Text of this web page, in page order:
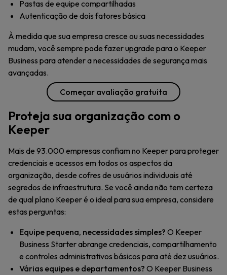
Pastas de equipe compartilhadas
Autenticação de dois fatores básica
À medida que sua empresa cresce ou suas necessidades
mudam, você sempre pode fazer upgrade para o Keeper
Business para atender a necessidades de segurança mais
avançadas.
Começar avaliação gratuita
Proteja sua organização com o
Keeper
Mais de 93.000 empresas confiam no Keeper para proteger
credenciais e acessos em todos os aspectos da
organização, desde cofres de usuários individuais até
segredos de infraestrutura. Se você ainda não tem certeza
de qual plano Keeper é o ideal para sua empresa, considere
estas perguntas:
Equipe pequena, necessidades simples? O Keeper
Business Starter abrange credenciais, compartilhamento
e controles administrativos básicos para até dez usuários.
Várias equipes e departamentos? O Keeper Business